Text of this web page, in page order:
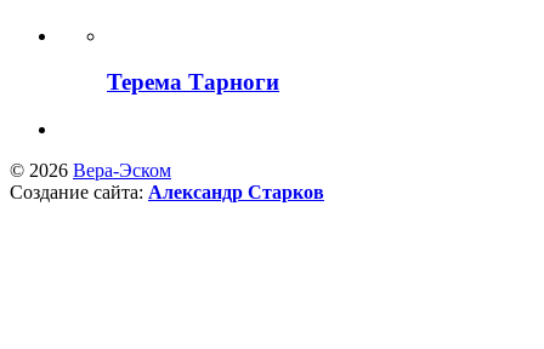
Терема Тарноги
© 2026 Вера-Эском
Создание сайта: Александр Старков